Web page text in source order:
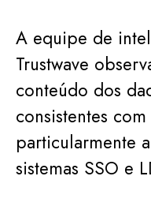
A equipe de
Trustwave
conteúdo dos
consistentes
particularmente
sistemas SSO e